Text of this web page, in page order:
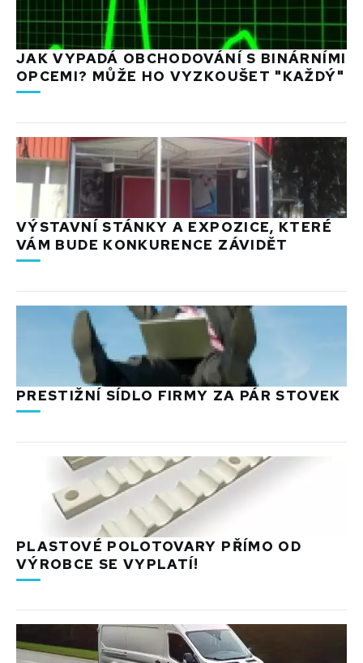
JAK VYPADÁ OBCHODOVÁNÍ S BINÁRNÍMI
OPCEMI? MŮŽE HO VYZKOUŠET "KAŽDÝ"
VÝSTAVNÍ STÁNKY A EXPOZICE, KTERÉ
VÁM BUDE KONKURENCE ZÁVIDĚT
PRESTIŽNÍ SÍDLO FIRMY ZA PÁR STOVEK
PLASTOVÉ POLOTOVARY PŘÍMO OD
VÝROBCE SE VYPLATÍ!